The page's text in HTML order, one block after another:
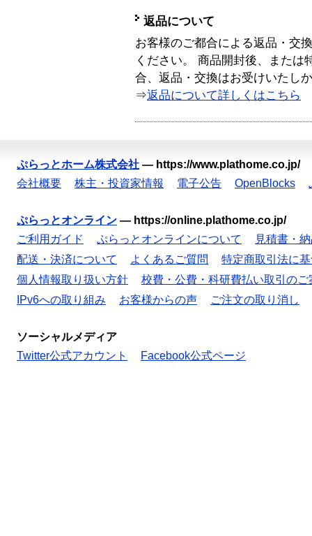
返品について
お客様のご都合による返品・交
ください。 商品開封後、または
合、返品・交換はお受けいたし
⇒返品について詳しくはこちら
ぷらっとホーム株式会社 — https://www.plathome.co.jp/
会社概要
株主・投資家情報 電子公告 OpenBlocks
ぷらっとオンライン — https://online.plathome.co.jp/
ご利用ガイド
ぷらっとオンラインについて
見積書・
配送・決済について
よくあるご質問
特定商取引法に
個人情報取り扱い方針
校費・公費・科研費払い取引のご
IPv6への取り組み
お客様からの声 ご注文の取り消し
ソーシャルメディア
Twitter公式アカウント
Facebook公式ページ